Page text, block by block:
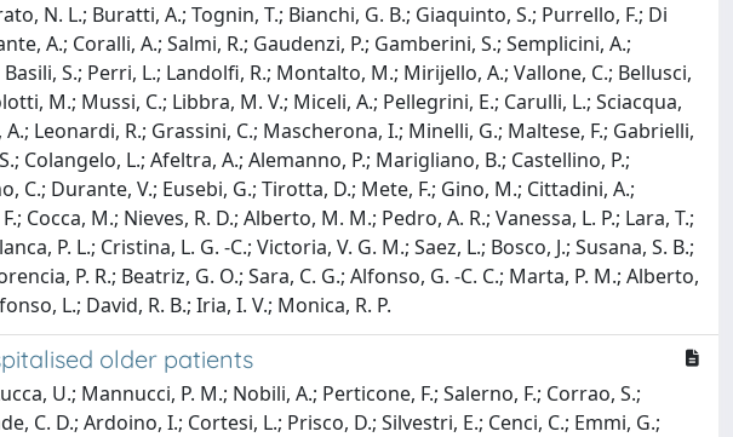
N. L.; Buratti, A.; Tognin, T.; Bianchi, G. B.; Giaquinto, S.; Purrello, F.; Di
A.; Coralli, A.; Salmi, R.; Gaudenzi, P.; Gamberini, S.; Semplicini, A.;
S.; Perri, L.; Landolfi, R.; Montalto, M.; Mirijello, A.; Vallone, C.; Bellusci,
M.; Mussi, C.; Libbra, M. V.; Miceli, A.; Pellegrini, E.; Carulli, L.; Sciacqua,
Leonardi, R.; Grassini, C.; Mascherona, I.; Minelli, G.; Maltese, F.; Gabrielli,
Colangelo, L.; Afeltra, A.; Alemanno, P.; Marigliano, B.; Castellino, P.;
C.; Durante, V.; Eusebi, G.; Tirotta, D.; Mete, F.; Gino, M.; Cittadini, A.;
M.; Nieves, R. D.; Alberto, M. M.; Pedro, A. R.; Vanessa, L. P.; Lara, T.;
P. L.; Cristina, L. G. -C.; Victoria, V. G. M.; Saez, L.; Bosco, J.; Susana, S. B.;
P. R.; Beatriz, G. O.; Sara, C. G.; Alfonso, G. -C. C.; Marta, P. M.; Alberto,
L.; David, R. B.; Iria, I. V.; Monica, R. P.
older patients
U.; Mannucci, P. M.; Nobili, A.; Perticone, F.; Salerno, F.; Corrao, S.;
C. D.; Ardoino, I.; Cortesi, L.; Prisco, D.; Silvestri, E.; Cenci, C.; Emmi, G.;